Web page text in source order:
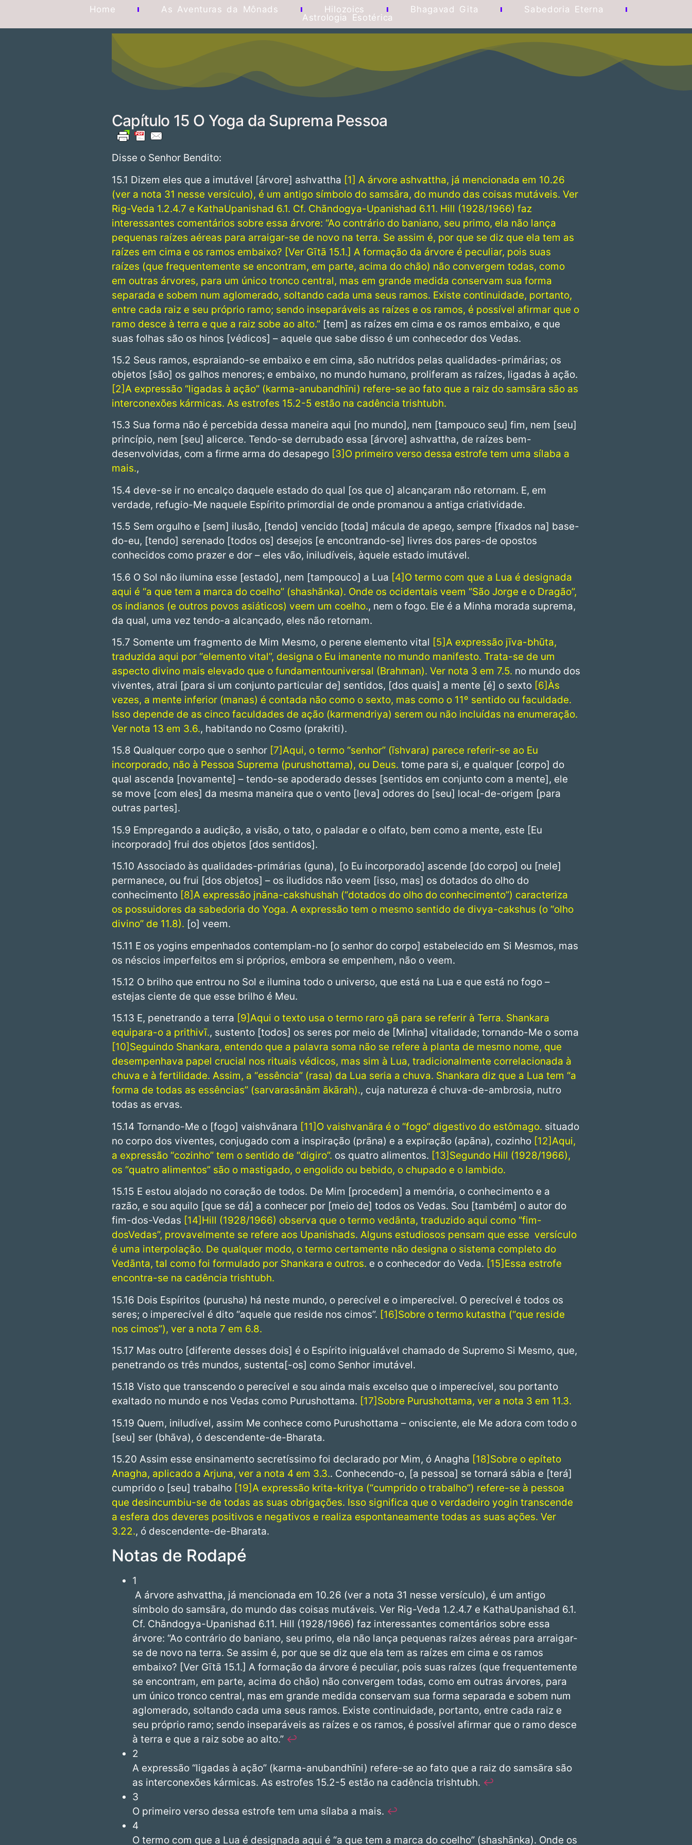
Home As Aventuras da Mônads Hilozoics Bhagavad Gita
Sabedoria Eterna
Astrologia Esotérica
Capítulo 15 O Yoga da Suprema Pessoa
Disse o Senhor Bendito:
15.1 Dizem eles que a imutável [árvore] ashvattha
1
A árvore ashvattha, já mencionada em 10.26
(ver a nota 31 nesse versículo), é um antigo símbolo do samsāra, do mundo das coisas mutáveis. Ver
Rig-Veda 1.2.4.7 e KathaUpanishad 6.1. Cf. Chāndogya-Upanishad 6.11. Hill (1928/1966) faz
interessantes comentários sobre essa árvore: “Ao contrário do baniano, seu primo, ela não lança
pequenas raízes aéreas para arraigar-se de novo na terra. Se assim é, por que se diz que ela tem as
raízes em cima e os ramos embaixo? [Ver Gītā 15.1.] A formação da árvore é peculiar, pois suas
raízes (que frequentemente se encontram, em parte, acima do chão) não convergem todas, como
em outras árvores, para um único tronco central, mas em grande medida conservam sua forma
separada e sobem num aglomerado, soltando cada uma seus ramos. Existe continuidade, portanto,
entre cada raiz e seu próprio ramo; sendo inseparáveis as raízes e os ramos, é possível afirmar que o
ramo desce à terra e que a raiz sobe ao alto.” [tem] as raízes em cima e os ramos embaixo, e que
suas folhas são os hinos [védicos] – aquele que sabe disso é um conhecedor dos Vedas.
15.2 Seus ramos, espraiando-se embaixo e em cima, são nutridos pelas qualidades-primárias; os
objetos [são] os galhos menores; e embaixo, no mundo humano, proliferam as raízes, ligadas à ação.
2 A expressão “ligadas à ação” (karma-anubandhīni) refere-se ao fato que a raiz do samsāra são as
interconexões kármicas. As estrofes 15.2-5 estão na cadência trishtubh.
15.3 Sua forma não é percebida dessa maneira aqui [no mundo], nem [tampouco seu] fim, nem [seu]
princípio, nem [seu] alicerce. Tendo-se derrubado essa [árvore] ashvattha, de raízes bem-
desenvolvidas, com a firme arma do desapego 3 O primeiro verso dessa estrofe tem uma sílaba a
mais.,
15.4 deve-se ir no encalço daquele estado do qual [os que o] alcançaram não retornam. E, em
verdade, refugio-Me naquele Espírito primordial de onde promanou a antiga criatividade.
15.5 Sem orgulho e [sem] ilusão, [tendo] vencido [toda] mácula de apego, sempre [fixados na] base-
do-eu, [tendo] serenado [todos os] desejos [e encontrando-se] livres dos pares-de opostos
conhecidos como prazer e dor – eles vão, iniludíveis, àquele estado imutável.
15.6 O Sol não ilumina esse [estado], nem [tampouco] a Lua
4 O termo com que a Lua é designada
aqui é “a que tem a marca do coelho” (shashānka). Onde os ocidentais veem “São Jorge e o Dragão”,
os indianos (e outros povos asiáticos) veem um coelho., nem o fogo. Ele é a Minha morada suprema,
da qual, uma vez tendo-a alcançado, eles não retornam.
15.7 Somente um fragmento de Mim Mesmo, o perene elemento vital
5 A expressão jīva-bhūta,
traduzida aqui por “elemento vital”, designa o Eu imanente no mundo manifesto. Trata-se de um
aspecto divino mais elevado que o fundamentouniversal (Brahman). Ver nota 3 em 7.5. no mundo dos
viventes, atrai [para si um conjunto particular de] sentidos, [dos quais] a mente [é] o sexto 6 Às
vezes, a mente inferior (manas) é contada não como o sexto, mas como o 11º sentido ou faculdade.
Isso depende de as cinco faculdades de ação (karmendriya) serem ou não incluídas na enumeração.
Ver nota 13 em 3.6., habitando no Cosmo (prakriti).
15.8 Qualquer corpo que o senhor 7 Aqui, o termo “senhor” (īshvara) parece referir-se ao Eu
incorporado, não à Pessoa Suprema (purushottama), ou Deus. tome para si, e qualquer [corpo] do
qual ascenda [novamente] – tendo-se apoderado desses [sentidos em conjunto com a mente], ele
se move [com eles] da mesma maneira que o vento [leva] odores do [seu] local-de-origem [para
outras partes].
15.9 Empregando a audição, a visão, o tato, o paladar e o olfato, bem como a mente, este [Eu
incorporado] frui dos objetos [dos sentidos].
15.10 Associado às qualidades-primárias (guna), [o Eu incorporado] ascende [do corpo] ou [nele]
permanece, ou frui [dos objetos] – os iludidos não veem [isso, mas] os dotados do olho do
conhecimento 8 A expressão jnāna-cakshushah (“dotados do olho do conhecimento”) caracteriza
os possuidores da sabedoria do Yoga. A expressão tem o mesmo sentido de divya-cakshus (o “olho
divino” de 11.8). [o] veem.
15.11 E os yogins empenhados contemplam-no [o senhor do corpo] estabelecido em Si Mesmos, mas
os néscios imperfeitos em si próprios, embora se empenhem, não o veem.
15.12 O brilho que entrou no Sol e ilumina todo o universo, que está na Lua e que está no fogo –
estejas ciente de que esse brilho é Meu.
15.13 E, penetrando a terra
9 Aqui o texto usa o termo raro gā para se referir à Terra. Shankara
equipara-o a prithivī., sustento [todos] os seres por meio de [Minha] vitalidade; tornando-Me o soma
10 Seguindo Shankara, entendo que a palavra soma não se refere à planta de mesmo nome, que
desempenhava papel crucial nos rituais védicos, mas sim à Lua, tradicionalmente correlacionada à
chuva e à fertilidade. Assim, a “essência” (rasa) da Lua seria a chuva. Shankara diz que a Lua tem “a
forma de todas as essências” (sarvarasānām ākārah)., cuja natureza é chuva-de-ambrosia, nutro
todas as ervas.
15.14 Tornando-Me o [fogo] vaishvānara
11 O vaishvanāra é o “fogo” digestivo do estômago. situado
no corpo dos viventes, conjugado com a inspiração (prāna) e a expiração (apāna), cozinho 12 Aqui,
a expressão “cozinho” tem o sentido de “digiro”. os quatro alimentos. 13 Segundo Hill (1928/1966),
os “quatro alimentos” são o mastigado, o engolido ou bebido, o chupado e o lambido.
15.15 E estou alojado no coração de todos. De Mim [procedem] a memória, o conhecimento e a
razão, e sou aquilo [que se dá] a conhecer por [meio de] todos os Vedas. Sou [também] o autor do
fim-dos-Vedas
14 Hill (1928/1966) observa que o termo vedānta, traduzido aqui como “fim-
dosVedas”, provavelmente se refere aos Upanishads. Alguns estudiosos pensam que esse versículo
é uma interpolação. De qualquer modo, o termo certamente não designa o sistema completo do
Vedānta, tal como foi formulado por Shankara e outros. e o conhecedor do Veda. 15 Essa estrofe
encontra-se na cadência trishtubh.
15.16 Dois Espíritos (purusha) há neste mundo, o perecível e o imperecível. O perecível é todos os
seres; o imperecível é dito “aquele que reside nos cimos”.
16 Sobre o termo kutastha (“que reside
nos cimos”), ver a nota 7 em 6.8.
15.17 Mas outro [diferente desses dois] é o Espírito inigualável chamado de Supremo Si Mesmo, que,
penetrando os três mundos, sustenta[-os] como Senhor imutável.
15.18 Visto que transcendo o perecível e sou ainda mais excelso que o imperecível, sou portanto
exaltado no mundo e nos Vedas como Purushottama.
17 Sobre Purushottama, ver a nota 3 em 11.3.
15.19 Quem, iniludível, assim Me conhece como Purushottama – onisciente, ele Me adora com todo o
[seu] ser (bhāva), ó descendente-de-Bharata.
15.20 Assim esse ensinamento secretíssimo foi declarado por Mim, ó Anagha
18 Sobre o epíteto
Anagha, aplicado a Arjuna, ver a nota 4 em 3.3.. Conhecendo-o, [a pessoa] se tornará sábia e [terá]
cumprido o [seu] trabalho 19 A expressão krita-kritya (“cumprido o trabalho”) refere-se à pessoa
que desincumbiu-se de todas as suas obrigações. Isso significa que o verdadeiro yogin transcende
a esfera dos deveres positivos e negativos e realiza espontaneamente todas as suas ações. Ver
3.22., ó descendente-de-Bharata.
Notas de Rodapé
1
A árvore ashvattha, já mencionada em 10.26 (ver a nota 31 nesse versículo), é um antigo
símbolo do samsāra, do mundo das coisas mutáveis. Ver Rig-Veda 1.2.4.7 e KathaUpanishad 6.1.
Cf. Chāndogya-Upanishad 6.11. Hill (1928/1966) faz interessantes comentários sobre essa
árvore: “Ao contrário do baniano, seu primo, ela não lança pequenas raízes aéreas para arraigar-
se de novo na terra. Se assim é, por que se diz que ela tem as raízes em cima e os ramos
embaixo? [Ver Gītā 15.1.] A formação da árvore é peculiar, pois suas raízes (que frequentemente
se encontram, em parte, acima do chão) não convergem todas, como em outras árvores, para
um único tronco central, mas em grande medida conservam sua forma separada e sobem num
aglomerado, soltando cada uma seus ramos. Existe continuidade, portanto, entre cada raiz e
seu próprio ramo; sendo inseparáveis as raízes e os ramos, é possível afirmar que o ramo desce
à terra e que a raiz sobe ao alto.” ↩︎
2
A expressão “ligadas à ação” (karma-anubandhīni) refere-se ao fato que a raiz do samsāra são
as interconexões kármicas. As estrofes 15.2-5 estão na cadência trishtubh. ↩︎
3
O primeiro verso dessa estrofe tem uma sílaba a mais. ↩︎
4
O termo com que a Lua é designada aqui é “a que tem a marca do coelho” (shashānka). Onde os